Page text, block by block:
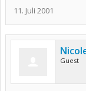
11. Juli 2001
Guest